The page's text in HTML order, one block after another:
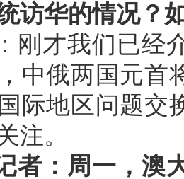
访华的情况？
刚才我们已经
中俄两国元首
际地区问题交
注。
者：周一，澳